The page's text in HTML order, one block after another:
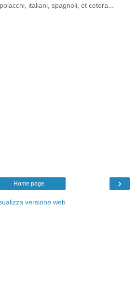
italiani, spagnoli, et cetera...
›
Home page
versione web